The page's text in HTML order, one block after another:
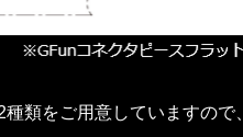
類をご用意していますので